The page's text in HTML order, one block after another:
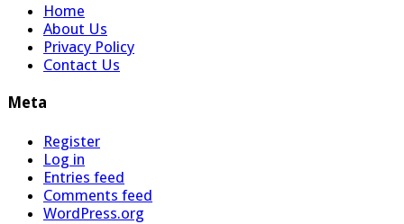
Home
About Us
Privacy Policy
Contact Us
Meta
Register
Log in
Entries feed
Comments feed
WordPress.org